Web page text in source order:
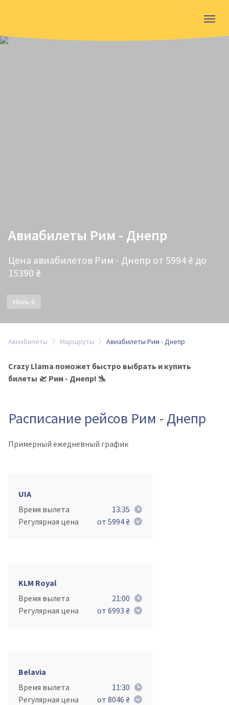
Авиабилеты Рим - Днепр
Цена авиабилетов Рим - Днепр от 5994 ₴ до
15390 ₴
Июнь 6
Авиабилеты Маршруты Авиабилеты Рим - Днепр
Crazy Llama поможет быстро выбрать и купить
билеты 🛫 Рим - Днепр! 🛬
Расписание рейсов Рим - Днепр
Примерный ежедневный график
UIA
Время вылета
13:35
Регулярная цена
от 5994 ₴
KLM Royal
Время вылета
21:00
Регулярная цена
от 6993 ₴
Belavia
Время вылета
11:30
Регулярная цена
от 8046 ₴